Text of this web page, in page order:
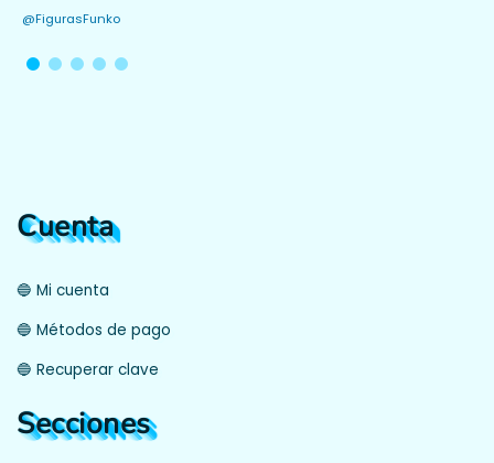
@FigurasFunko
Cuenta
🔵 Mi cuenta
🔵 Métodos de pago
🔵 Recuperar clave
Secciones